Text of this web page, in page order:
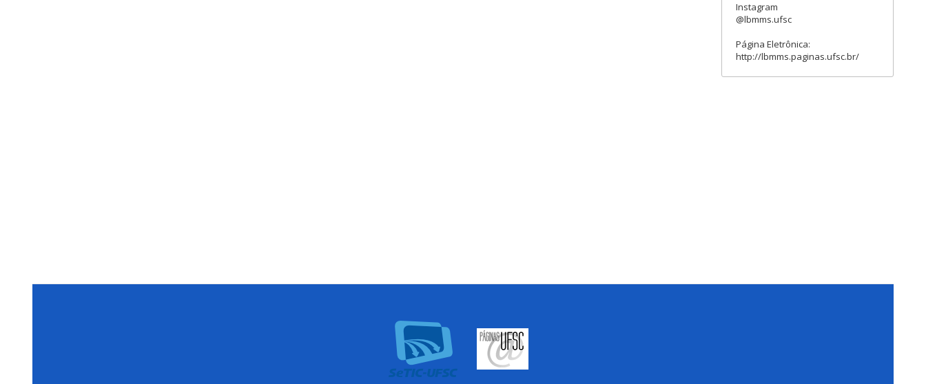
Instagram
@lbmms.ufsc
Página Eletrônica:
http://lbmms.paginas.ufsc.br/